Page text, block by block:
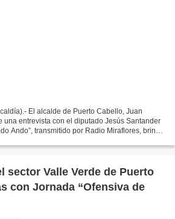
El alcalde de Puerto Cabello, Juan
una entrevista con el diputado Jesús Santander
Ando”, transmitido por Radio Miraflores, brindó
sector Valle Verde de Puerto
con Jornada “Ofensiva de